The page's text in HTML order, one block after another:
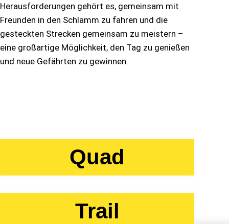
Herausforderungen gehört es, gemeinsam mit
Freunden in den Schlamm zu fahren und die
gesteckten Strecken gemeinsam zu meistern –
eine großartige Möglichkeit, den Tag zu genießen
und neue Gefährten zu gewinnen.
Quad
Trail